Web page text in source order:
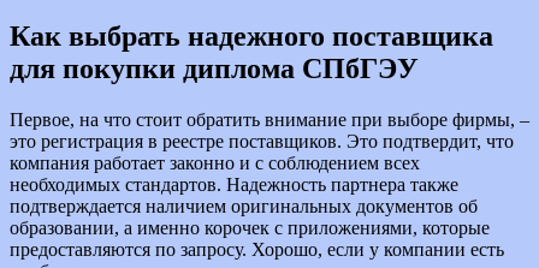
Как выбрать надежного поставщика
для покупки диплома СПбГЭУ
Первое, на что стоит обратить внимание при выборе фирмы, –
это регистрация в реестре поставщиков. Это подтвердит, что
компания работает законно и с соблюдением всех
необходимых стандартов. Надежность партнера также
подтверждается наличием оригинальных документов об
образовании, а именно корочек с приложениями, которые
предоставляются по запросу. Хорошо, если у компании есть